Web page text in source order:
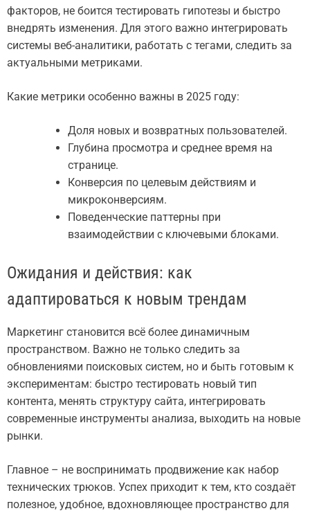
факторов, не боится тестировать гипотезы и быстро
внедрять изменения. Для этого важно интегрировать
системы веб-аналитики, работать с тегами, следить за
актуальными метриками.
Какие метрики особенно важны в 2025 году:
Доля новых и возвратных пользователей.
Глубина просмотра и среднее время на
странице.
Конверсия по целевым действиям и
микроконверсиям.
Поведенческие паттерны при
взаимодействии с ключевыми блоками.
Ожидания и действия: как
адаптироваться к новым трендам
Маркетинг становится всё более динамичным
пространством. Важно не только следить за
обновлениями поисковых систем, но и быть готовым к
экспериментам: быстро тестировать новый тип
контента, менять структуру сайта, интегрировать
современные инструменты анализа, выходить на новые
рынки.
Главное – не воспринимать продвижение как набор
технических трюков. Успех приходит к тем, кто создаёт
полезное, удобное, вдохновляющее пространство для